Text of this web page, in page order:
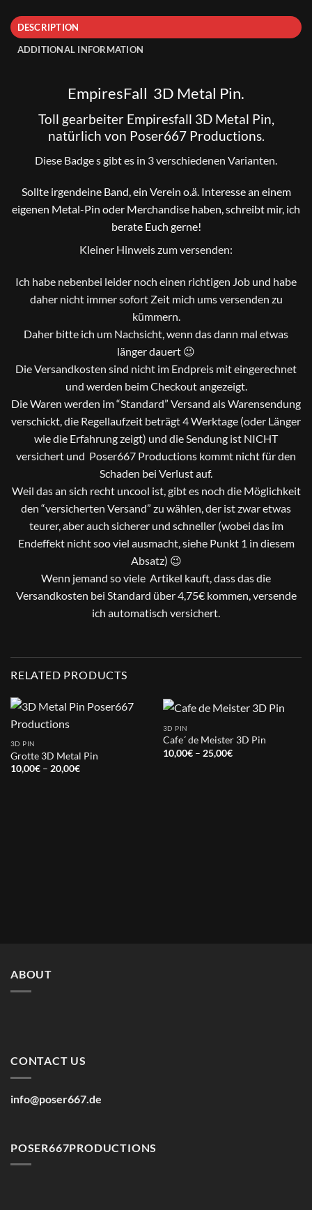
DESCRIPTION
ADDITIONAL INFORMATION
EmpiresFall 3D Metal Pin.
Toll gearbeiter Empiresfall 3D Metal Pin,
natürlich von Poser667 Productions.
Diese Badge s gibt es in 3 verschiedenen Varianten.
Sollte irgendeine Band, ein Verein o.ä. Interesse an einem
eigenen Metal-Pin oder Merchandise haben, schreibt mir, ich
berate Euch gerne!
Kleiner Hinweis zum versenden:
Ich habe nebenbei leider noch einen richtigen Job und habe
daher nicht immer sofort Zeit mich ums versenden zu
kümmern.
Daher bitte ich um Nachsicht, wenn das dann mal etwas
länger dauert 😉
Die Versandkosten sind nicht im Endpreis mit eingerechnet
und werden beim Checkout angezeigt.
Die Waren werden im “Standard” Versand als Warensendung
verschickt, die Regellaufzeit beträgt 4 Werktage (oder Länger
wie die Erfahrung zeigt) und die Sendung ist NICHT
versichert und Poser667 Productions kommt nicht für den
Schaden bei Verlust auf.
Weil das an sich recht uncool ist, gibt es noch die Möglichkeit
den “versicherten Versand” zu wählen, der ist zwar etwas
teurer, aber auch sicherer und schneller (wobei das im
Endeffekt nicht soo viel ausmacht, siehe Punkt 1 in diesem
Absatz) 😉
Wenn jemand so viele Artikel kauft, dass das die
Versandkosten bei Standard über 4,75€ kommen, versende
ich automatisch versichert.
RELATED PRODUCTS
3D PIN
Grotte 3D Metal Pin
10,00€ – 20,00€Price
3D PIN
Cafe´ de Meister 3D Pin
10,00€ – 25,00€Price
ABOUT
CONTACT US
info@poser667.de
POSER667PRODUCTIONS